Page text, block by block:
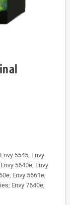
5545; Envy
5640e; Envy
Envy 5661e;
Envy 7640e;